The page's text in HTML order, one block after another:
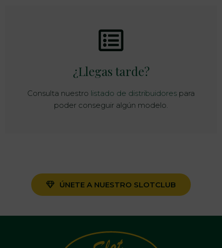
¿Llegas tarde?
Consulta nuestro listado de distribuidores para
poder conseguir algún modelo.
ÚNETE A NUESTRO SLOTCLUB